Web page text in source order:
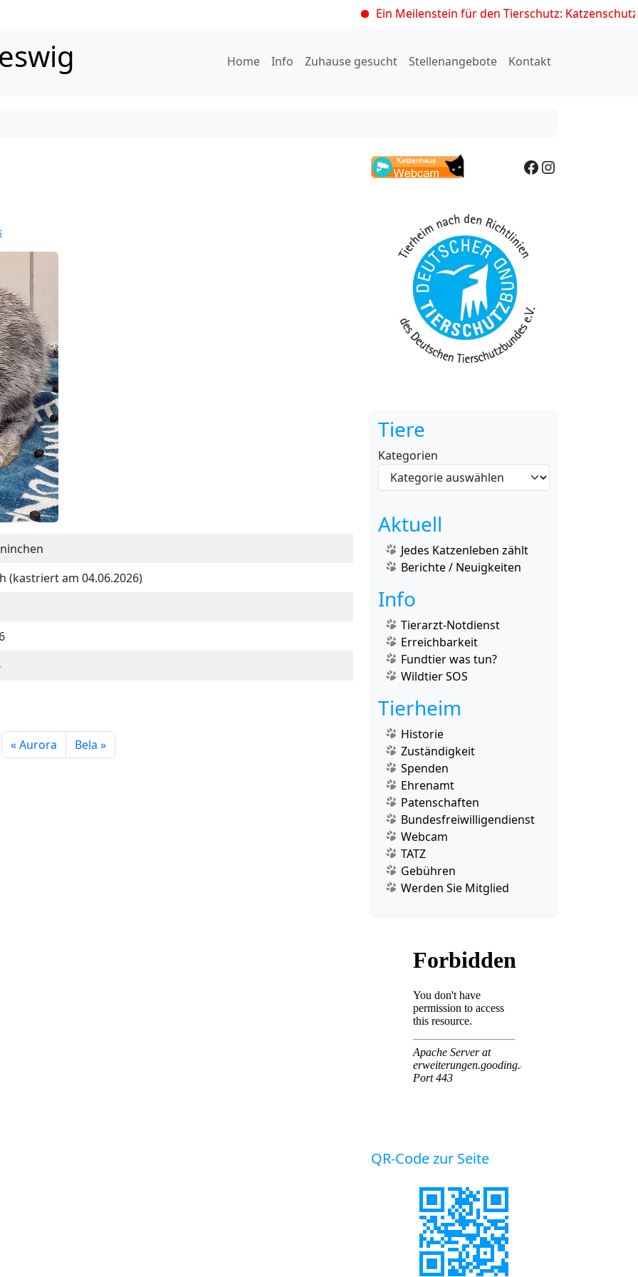
Ein Meilenstein für den Tierschutz:
Home Info Zuhause gesucht Stellenangebote Kontakt
(kastriert am 04.06.2026)
Aurora Bela
Facebook Instagram
Tiere
Kategorien
Aktuell
Jedes Katzenleben zählt
Berichte / Neuigkeiten
Info
Tierarzt-Notdienst
Erreichbarkeit
Fundtier was tun?
Wildtier SOS
Tierheim
Historie
Zuständigkeit
Spenden
Ehrenamt
Patenschaften
Bundesfreiwilligendienst
Webcam
TATZ
Gebühren
Werden Sie Mitglied
QR-Code zur Seite